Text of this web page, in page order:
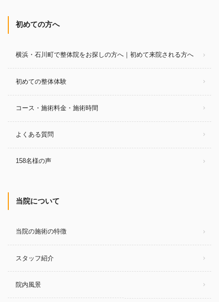
初めての方へ
横浜・石川町で整体院をお探しの方へ｜初めて来院される方へ
初めての整体体験
コース・施術料金・施術時間
よくある質問
158名様の声
当院について
当院の施術の特徴
スタッフ紹介
院内風景